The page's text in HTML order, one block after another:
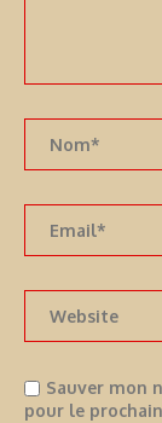
Sauver mon
pour le